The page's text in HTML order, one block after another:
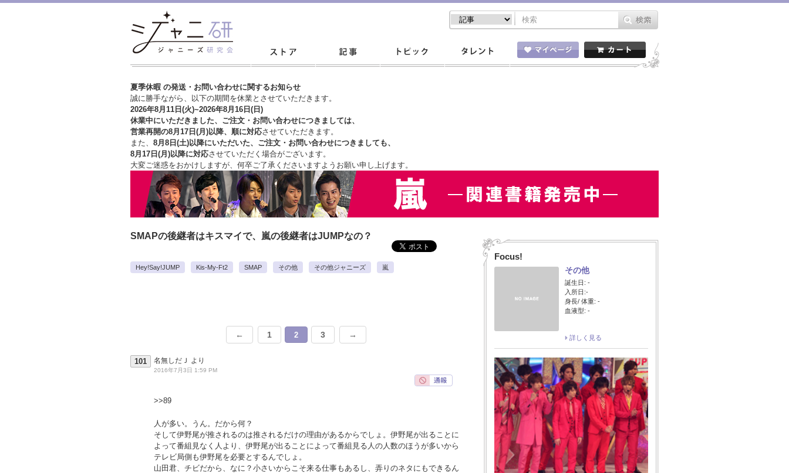
夏季休暇 の発送・お問い合わせに関するお知らせ
誠に勝手ながら、以下の期間を休業とさせていただきます。
2026年8月11日(火)~2026年8月16日(日)
休業中にいただきました、ご注文・お問い合わせにつきましては、
営業再開の8月17日(月)以降、順に対応させていただきます。
また、 8月8日(土)以降にいただいた、ご注文・ お問い合わせにつきましても、
8月17日(月)以降に対応させていただく場合がございます。
大変ご迷惑をおかけしますが、 何卒ご了承くださいますようお願い申し上げます。
SMAPの後継者はキスマイで、嵐の後継者はJUMPなの？
Hey!Say!JUMP Kis-My-Ft2 SMAP その他 その他ジャニーズ 嵐
← 1 2 3 →
101 名無しだＪ より
2016年7月3日 1:59 PM
>>89
人が多い。うん。だから何？
そして伊野尾が推されるのは推されるだけの理由があるからでしょ。伊野尾が出ることに
よって番組見なく人より、伊野尾が出ることによって番組見る人の人数のほうが多いから
テレビ局側も伊野尾を必要とするんでしょ。
山田君、チビだから、なに？小さいからこそ来る仕事もあるし、弄りのネタにもできるん
Focus!
その他
誕生日: -
入所日:-
身長/ 体重: -
血液型: -
詳しく見る